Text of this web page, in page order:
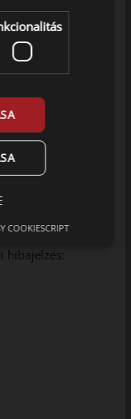
/ 4501 /
hibajelzés:
COOKIESCRIPT